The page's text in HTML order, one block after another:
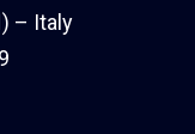
– Italy